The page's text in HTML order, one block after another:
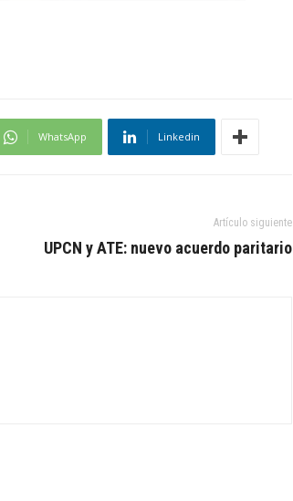
WhatsApp Linkedin
Artículo siguiente
UPCN y ATE: nuevo acuerdo paritario